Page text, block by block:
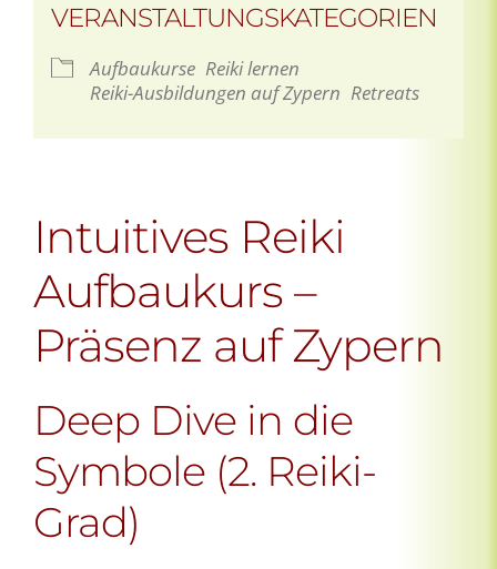
VERANSTALTUNGSKATEGORIEN
Aufbaukurse Reiki lernen
Reiki-Ausbildungen auf Zypern Retreats
Intuitives Reiki
Aufbaukurs –
Präsenz auf Zypern
Deep Dive in die
Symbole (2. Reiki-
Grad)